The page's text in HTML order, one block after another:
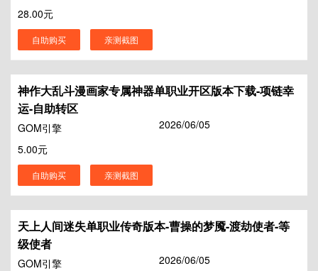
28.00元
自助购买 亲测截图
神作大乱斗漫画家专属神器单职业开区版本下载-项链幸
运-自助转区
GOM引擎
2026/06/05
5.00元
自助购买 亲测截图
天上人间迷失单职业传奇版本-曹操的梦魇-渡劫使者-等
级使者
GOM引擎
2026/06/05